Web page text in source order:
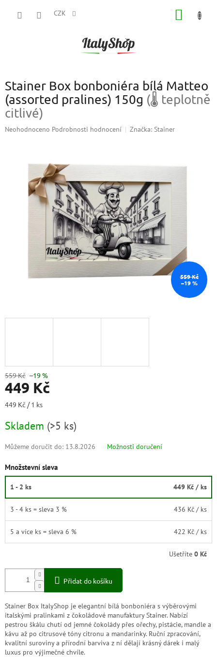
CZK
Stainer Box bonboniéra bílá Matteo
(assorted pralines) 150g (🌡 teplotně
citlivé)
Průměrné
hvězdiček.
Neohodnoceno Podrobnosti hodnocení Značka: Stainer
559 Kč
–19 %
559 Kč –19 %
449 Kč
Měrná
449 Kč / 1 ks
Skladem (>5 ks)
Můžeme doručit do: 13.8.2026 Možnosti doručení
Množstevní sleva
1 - 2 ks 449 Kč / ks
3 - 4 ks = sleva 3 % 436 Kč / ks
5 a více ks = sleva 6 % 422 Kč / ks
Ušetříte 0 Kč
Přidat do košíku
Stainer Box ItalyShop je elegantní bílá bonboniéra s výběrovými
italskými pralinkami z čokoládové manufaktury Stainer. Nabízí
pestrou škálu chutí od jemné čokolády přes ořechy, pistácie, mandle a
kávu až po citrusové tóny citronu a mandarinky. Ruční zpracování,
kvalitní suroviny a přírodní barviva z ní dělají krásný dárek i malý
luxus pro výjimečné chvíle.